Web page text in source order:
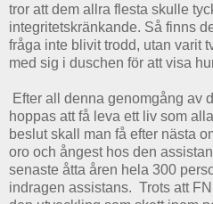
tror att dem allra flesta skulle
integritetskränkande. Så finns
fråga inte blivit trodd, utan varit
med sig i duschen för att visa
Efter all denna genomgång av
hoppas att få leva ett liv som
beslut skall man få efter nästa
oro och ångest hos den
senaste åtta åren hela 300
indragen assistans. Trots att